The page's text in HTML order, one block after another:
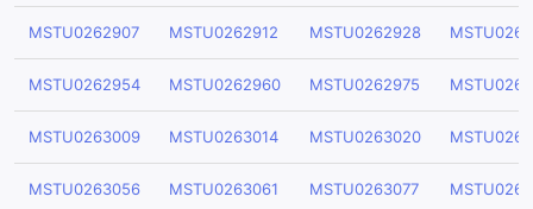
MSTU0262907 MSTU0262912 MSTU0262928
MSTU0262954 MSTU0262960 MSTU0262975
MSTU0263009 MSTU0263014 MSTU0263020
MSTU0263056 MSTU0263061 MSTU0263077